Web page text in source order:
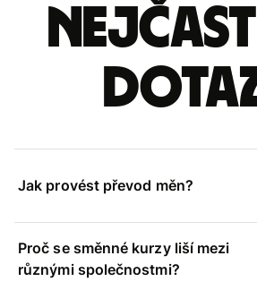
Jak provést převod měn?
Proč se směnné kurzy liší mezi
různými společnostmi?